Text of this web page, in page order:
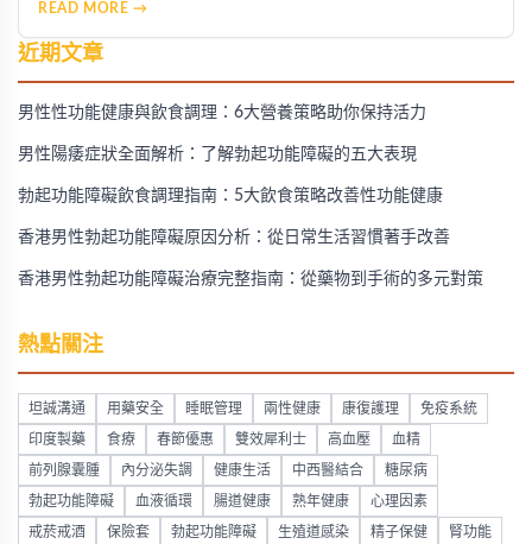
READ MORE →
近期文章
男性性功能健康與飲食調理：6大營養策略助你保持活力
男性陽痿症狀全面解析：了解勃起功能障礙的五大表現
勃起功能障礙飲食調理指南：5大飲食策略改善性功能健康
香港男性勃起功能障礙原因分析：從日常生活習慣著手改善
香港男性勃起功能障礙治療完整指南：從藥物到手術的多元對策
熱點關注
坦誠溝通 用藥安全 睡眠管理 兩性健康 康復護理 免疫系統
印度製藥 食療 春節優惠 雙效犀利士 高血壓 血精
前列腺囊腫 內分泌失調 健康生活 中西醫結合 糖尿病
勃起功能障礙 血液循環 腸道健康 熟年健康 心理因素
戒菸戒酒 保險套 勃起功能障礙 生殖道感染 精子保健 腎功能